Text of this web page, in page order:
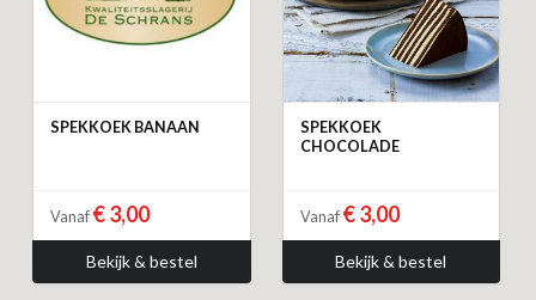
SPEKKOEK BANAAN
Vanaf € 3,00
Bekijk & bestel
SPEKKOEK
CHOCOLADE
Vanaf € 3,00
Bekijk & bestel